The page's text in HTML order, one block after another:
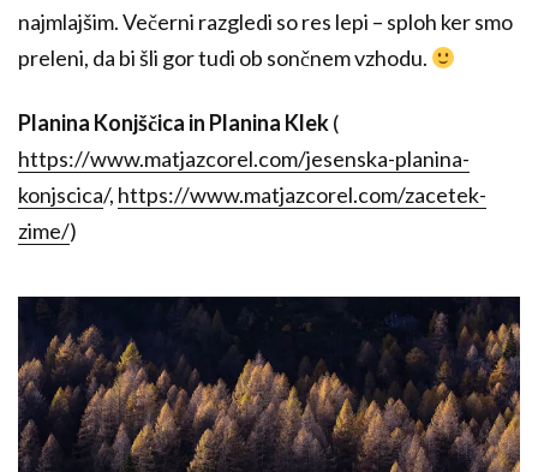
najmlajšim. Večerni razgledi so res lepi – sploh ker smo
preleni, da bi šli gor tudi ob sončnem vzhodu.
Planina Konjščica in Planina Klek(
https://www.matjazcorel.com/jesenska-planina-
konjscica/, https://www.matjazcorel.com/zacetek-
zime/)